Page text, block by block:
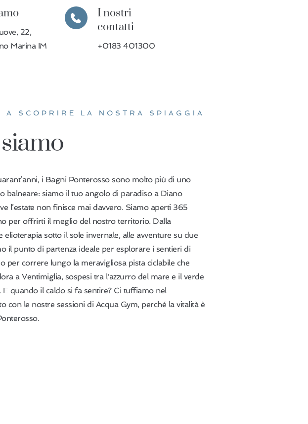
22,
Marina IM
I nostri
contatti
+0183 401300
A SCOPRIRE LA NOSTRA SPIAGGIA
i Bagni Ponterosso sono molto più di uno
balneare: siamo il tuo angolo di paradiso a Diano
l’estate non finisce mai davvero. Siamo aperti 365
per offrirti il meglio del nostro territorio. Dalla
elioterapia sotto il sole invernale, alle avventure su due
il punto di partenza ideale per esplorare i sentieri di
per correre lungo la meravigliosa pista ciclabile che
a Ventimiglia, sospesi tra l'azzurro del mare e il verde
E quando il caldo si fa sentire? Ci tuffiamo nel
con le nostre sessioni di Acqua Gym, perché la vitalità è